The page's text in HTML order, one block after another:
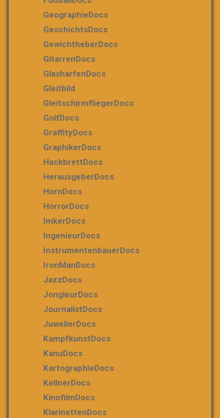
GeographieDocs
GeschichtsDocs
GewichtheberDocs
GitarrenDocs
GlasharfenDocs
Gleitbild
GleitschirmfliegerDocs
GolfDocs
GraffityDocs
GraphikerDocs
HackbrettDocs
HerausgeberDocs
HornDocs
HorrorDocs
ImkerDocs
IngenieurDocs
InstrumentenbauerDocs
IronManDocs
JazzDocs
JongleurDocs
JournalistDocs
JuwelierDocs
KampfkunstDocs
KanuDocs
KartographieDocs
KellnerDocs
KinofilmDocs
KlarinettenDocs